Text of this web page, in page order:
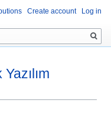
Create account Log in